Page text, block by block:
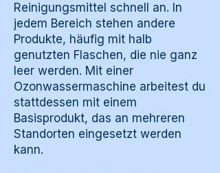
Reinigungsmittel schnell an. In
jedem Bereich stehen andere
Produkte, häufig mit halb
genutzten Flaschen, die nie ganz
leer werden. Mit einer
Ozonwassermaschine arbeitest du
stattdessen mit einem
Basisprodukt, das an mehreren
Standorten eingesetzt werden
kann.